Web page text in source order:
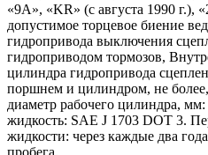
«9A», «KR» (с августа 1990 г.),
допустимое торцевое биение
гидропривода выключения
гидроприводом тормозов,
цилиндра гидропривода
поршнем и цилиндром, не
диаметр рабочего цилиндра,
жидкость: SAE J 1703 DOT 3.
жидкости: через каждые два
пробега.